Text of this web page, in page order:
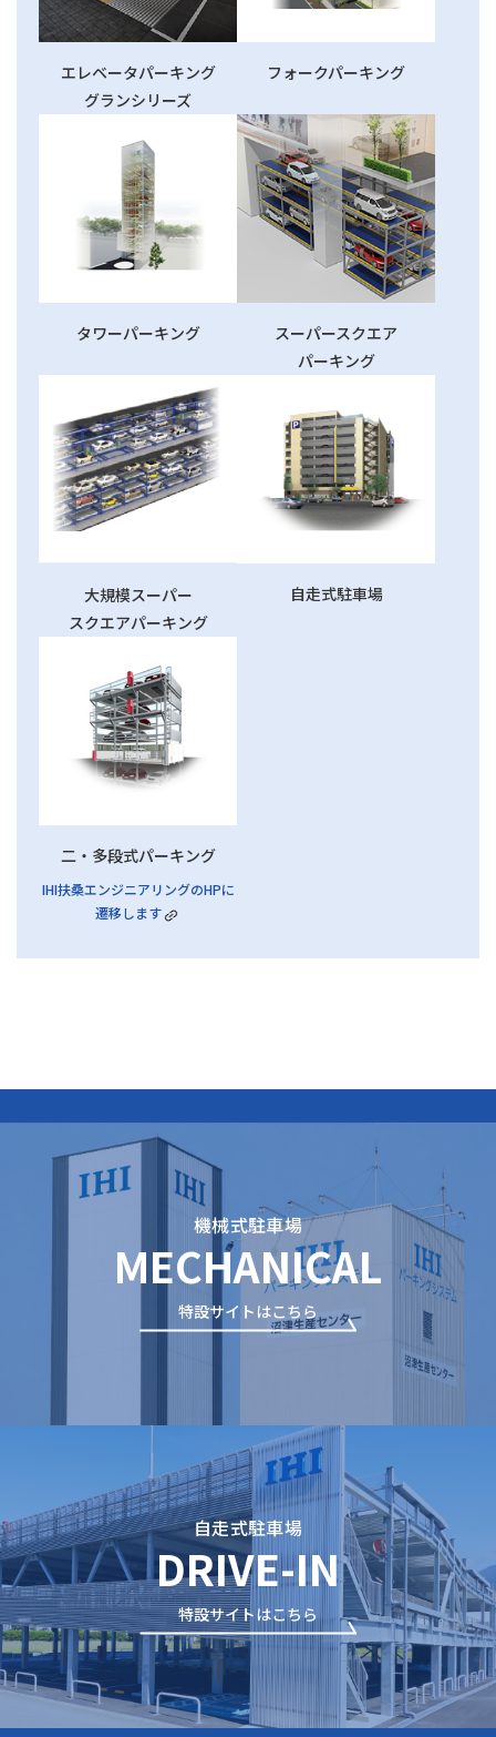
エレベータパーキング
グランシリーズ
フォークパーキング
タワーパーキング
スーパースクエア
パーキング
大規模スーパー
スクエアパーキング
自走式駐車場
二・多段式パーキング
IHI扶桑エンジニアリングのHPに
遷移します
機械式駐車場
MECHANICAL
特設サイトはこちら
自走式駐車場
DRIVE-IN
特設サイトはこちら